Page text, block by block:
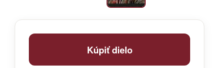
Kúpiť dielo